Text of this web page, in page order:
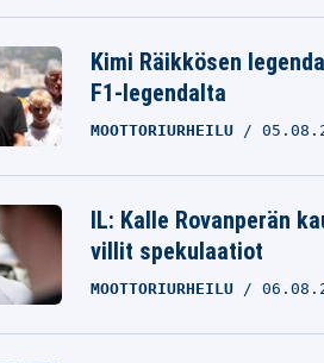
Kimi Räikkösen
F1-legendalta
MOOTTORIURHEILU
IL: Kalle Rovanperän
villit spekulaatiot
MOOTTORIURHEILU